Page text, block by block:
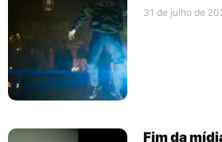
31 de julho de
Fim da